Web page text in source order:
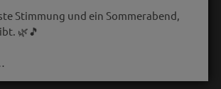
Stimmung und ein Sommerabend,
🌿🎵